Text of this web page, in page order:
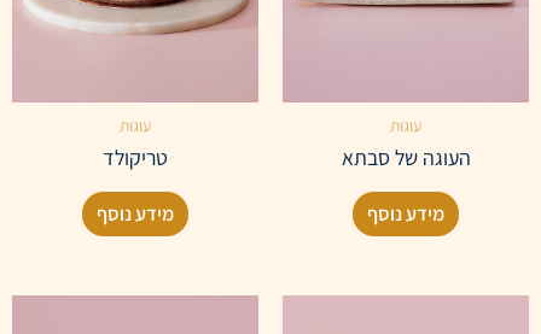
עוגות
העוגה של סבתא
מידע נוסף
עוגות
טריקולד
מידע נוסף